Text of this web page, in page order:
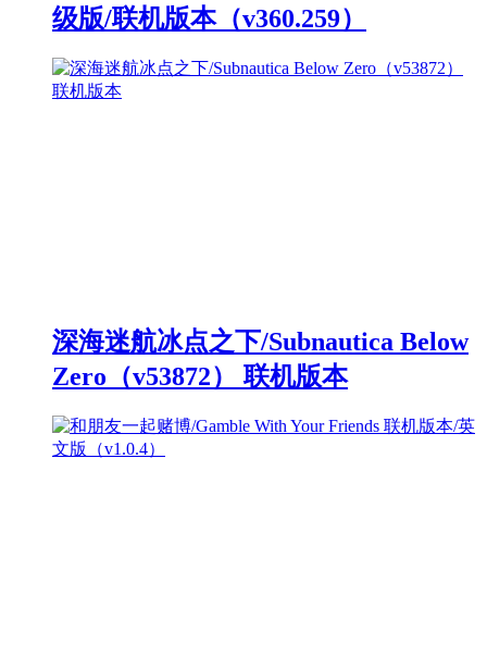
级版/联机版本（v360.259）
深海迷航冰点之下/Subnautica Below
Zero（v53872） 联机版本